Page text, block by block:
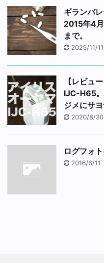
ギランバ
2015年4
まで。
2025/11/11
【レビュ
IJC-H65。
ジメにサヨ
2020/8/30
ログフォ
2016/6/11